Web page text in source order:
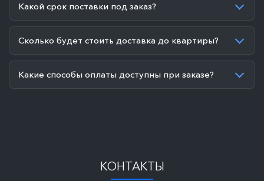
Какой срок поставки под заказ?
Сколько будет стоить доставка до квартиры?
Какие способы оплаты доступны при заказе?
КОНТАКТЫ